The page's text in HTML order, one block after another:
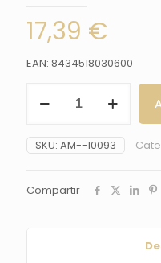
17,39 €
EAN: 8434518030600
10093
Cruzados,
el
de
SKU: AM--10093
Compartir